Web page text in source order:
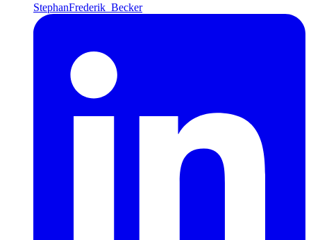
StephanFrederik_Becker